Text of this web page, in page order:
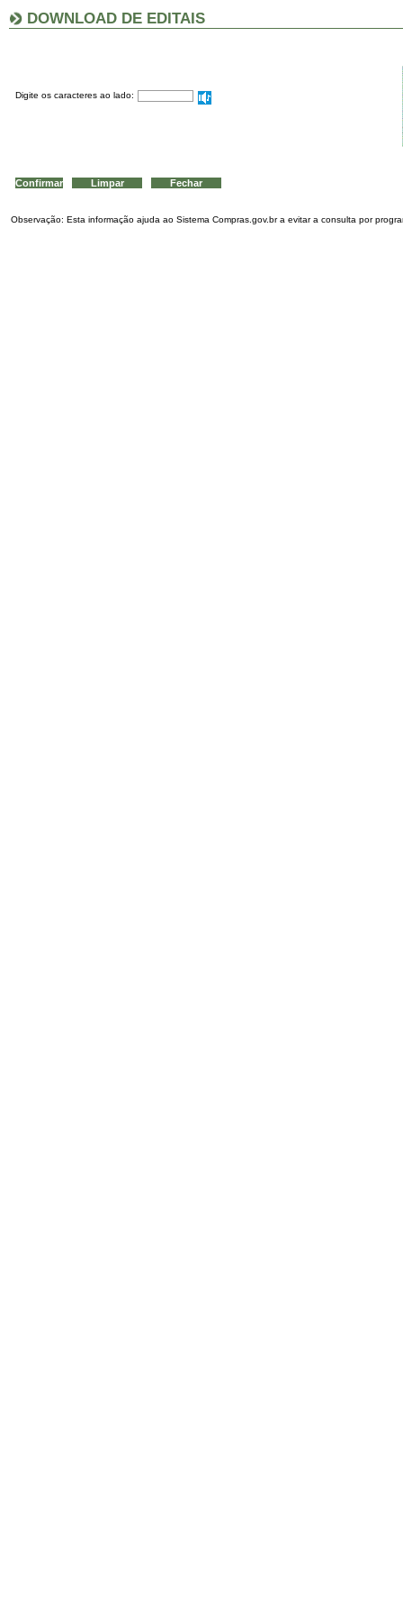
DOWNLOAD DE EDITAIS
Digite os caracteres ao lado:
Observação: Esta informação ajuda ao Sistema Compras.gov.br a evitar a consulta por